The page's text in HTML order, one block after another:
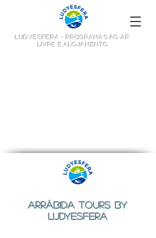
LUDYESFERA - PROGRAMAS AO AR
LIVRE E ALOJAMENTO
ARRÁBIDA TOURS BY
LUDYESFERA